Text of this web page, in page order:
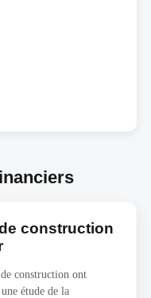
construction
construction ont
étude de la